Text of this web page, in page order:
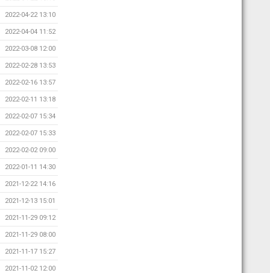
2022-04-22 13:10
2022-04-04 11:52
2022-03-08 12:00
2022-02-28 13:53
2022-02-16 13:57
2022-02-11 13:18
2022-02-07 15:34
2022-02-07 15:33
2022-02-02 09:00
2022-01-11 14:30
2021-12-22 14:16
2021-12-13 15:01
2021-11-29 09:12
2021-11-29 08:00
2021-11-17 15:27
2021-11-02 12:00